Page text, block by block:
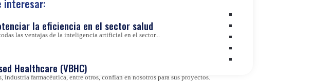
interesar:
la eficiencia en el sector salud
las ventajas de la inteligencia artificial en el sector...
Healthcare (VBHC)
farmacéutica, entre otros, confían en nosotros para sus proyectos.